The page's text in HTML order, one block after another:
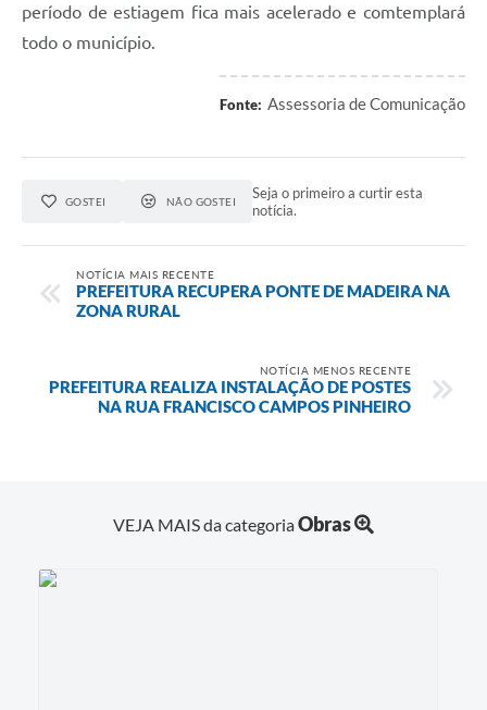
período de estiagem fica mais acelerado e comtemplará
todo o município.
Fonte: Assessoria de Comunicação
GOSTEI NÃO GOSTEI
Seja o primeiro a curtir esta
notícia.
NOTÍCIA MAIS RECENTE
PREFEITURA RECUPERA PONTE DE MADEIRA NA
ZONA RURAL
NOTÍCIA MENOS RECENTE
PREFEITURA REALIZA INSTALAÇÃO DE POSTES
NA RUA FRANCISCO CAMPOS PINHEIRO
VEJA MAIS da categoriaObras